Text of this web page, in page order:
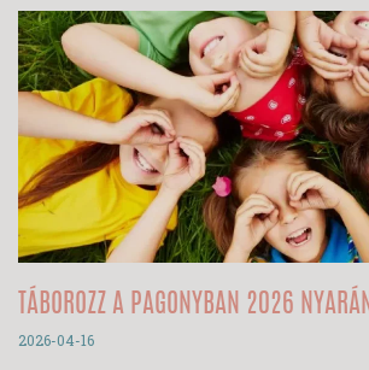
TÁBOROZZ A PAGONYBAN 2026
2026-04-16